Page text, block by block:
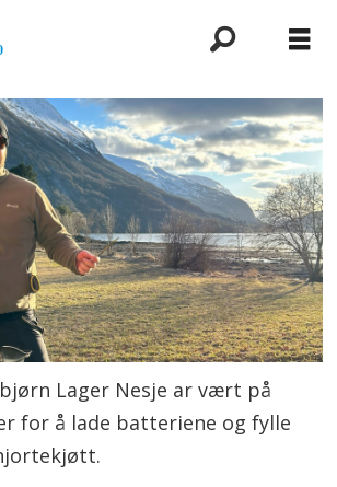
Lager Nesje ar vært på
for å lade batteriene og fylle